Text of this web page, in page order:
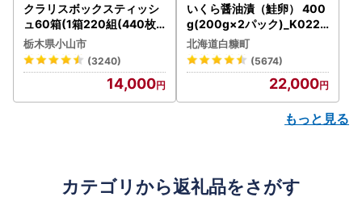
クラリスボックスティッシ
ュ60箱(1箱220組(440枚))
(5個入り×12セット)【配送
不可地域：離島・沖縄県】
【1256759】
栃木県小山市
(3240)
14,000
いくら醤油漬（鮭卵） 400
g(200g×2パック)_K022-
1676
北海道白糠町
(5674)
22,000
もっと見る
カテゴリから返礼品をさがす